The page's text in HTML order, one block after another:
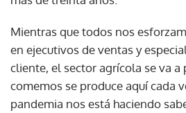
Mientras que todos nos
en ejecutivos de ventas y
cliente, el sector agrícola se va a
comemos se produce aquí cada
pandemia nos está haciendo